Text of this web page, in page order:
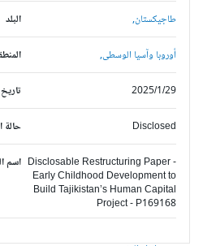
البلد طاجيكستان,
المنطقة أوروبا وآسيا الوسطى,
تاريخ 2025/1/29
حالة Disclosed
اسم Disclosable Restructuring Paper -
Early Childhood Development to
Build Tajikistan’s Human Capital
Project - P169168